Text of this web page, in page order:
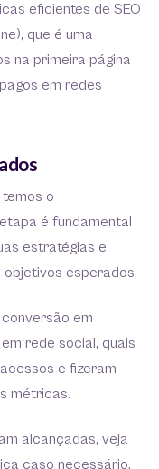
eficientes de SEO
que é uma
na primeira página
em redes
o
é fundamental
estratégias e
esperados.
em
rede social, quais
e fizeram
métricas.
alcançadas, veja
caso necessário.